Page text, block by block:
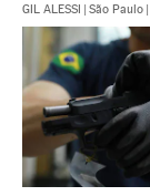
GIL ALESSI | São Paulo |